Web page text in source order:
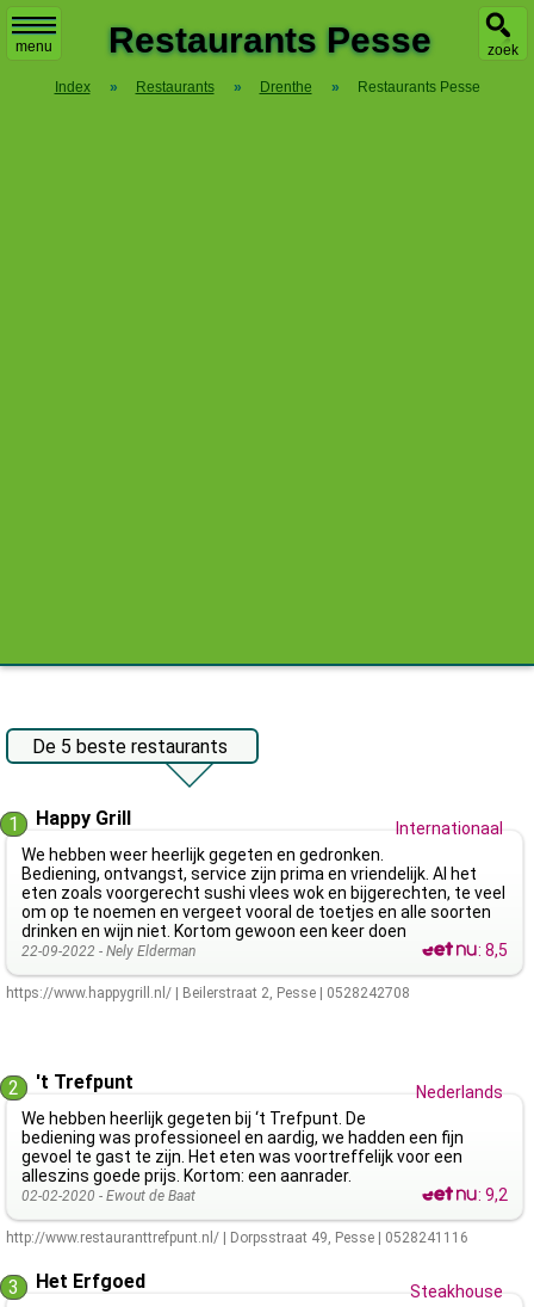
menu zoek
Restaurants Pesse
Index » Restaurants » Drenthe » Restaurants Pesse
De 5 beste restaurants
1 Happy Grill
Internationaal
We hebben weer heerlijk gegeten en gedronken.
Bediening, ontvangst, service zijn prima en vriendelijk. Al het
eten zoals voorgerecht sushi vlees wok en bijgerechten, te veel
om op te noemen en vergeet vooral de toetjes en alle soorten
drinken en wijn niet. Kortom gewoon een keer doen
22-09-2022 - Nely Elderman :8,5
https://www.happygrill.nl/ Beilerstraat 2, Pesse 0528242708
2 't Trefpunt
Nederlands
We hebben heerlijk gegeten bij ‘t Trefpunt. De
bediening was professioneel en aardig, we hadden een fijn
gevoel te gast te zijn. Het eten was voortreffelijk voor een
alleszins goede prijs. Kortom: een aanrader.
02-02-2020 - Ewout de Baat :9,2
http://www.restauranttrefpunt.nl/ Dorpsstraat 49, Pesse 0528241116
3 Het Erfgoed
Steakhouse